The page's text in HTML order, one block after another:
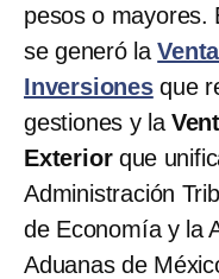
pesos o mayores.
se generó la
Inversiones que
gestiones y la
Exteriorque
Administración
de Economía y la
Aduanas de